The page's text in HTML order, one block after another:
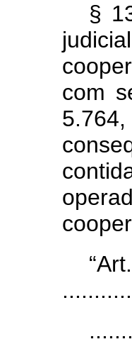
§
com